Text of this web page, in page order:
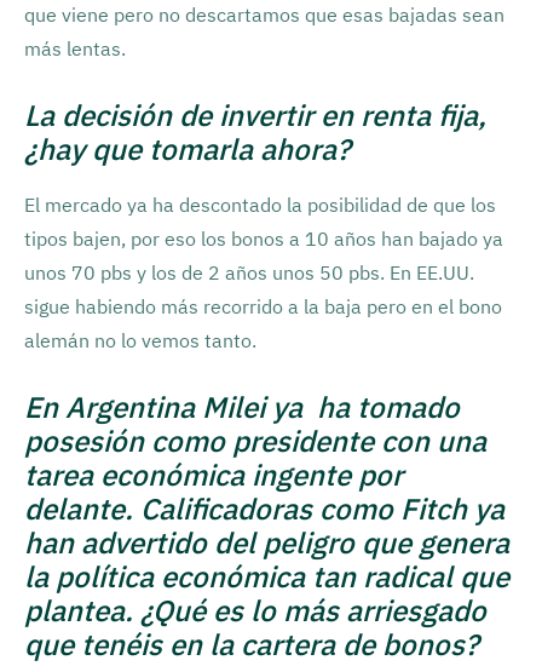
que viene pero no descartamos que esas bajadas sean
más lentas.
La decisión de invertir en renta fija,
¿hay que tomarla ahora?
El mercado ya ha descontado la posibilidad de que los
tipos bajen, por eso los bonos a 10 años han bajado ya
unos 70 pbs y los de 2 años unos 50 pbs. En EE.UU.
sigue habiendo más recorrido a la baja pero en el bono
alemán no lo vemos tanto.
En Argentina Milei ya ha tomado
posesión como presidente con una
tarea económica ingente por
delante. Calificadoras como Fitch ya
han advertido del peligro que genera
la política económica tan radical que
plantea. ¿Qué es lo más arriesgado
que tenéis en la cartera de bonos?